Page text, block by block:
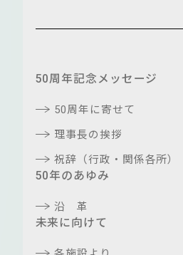
50周年記念メッセージ
50周年に寄せて
理事長の挨拶
祝辞（行政・関係各所）
50年のあゆみ
沿 革
未来に向けて